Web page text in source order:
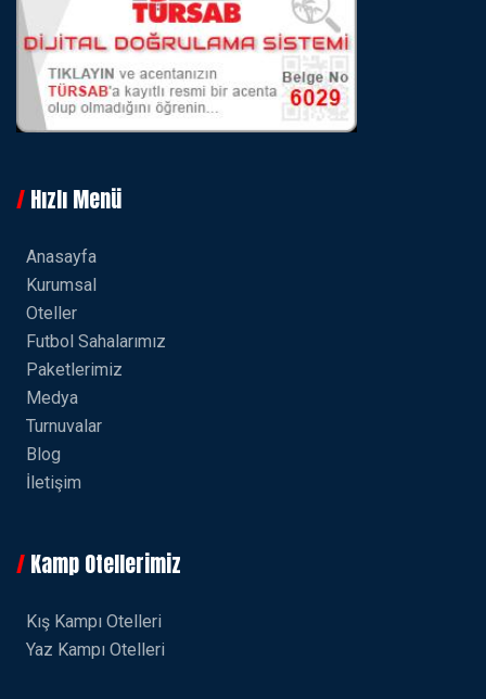
Hızlı Menü
Anasayfa
Kurumsal
Oteller
Futbol Sahalarımız
Paketlerimiz
Medya
Turnuvalar
Blog
İletişim
Kamp Otellerimiz
Kış Kampı Otelleri
Yaz Kampı Otelleri